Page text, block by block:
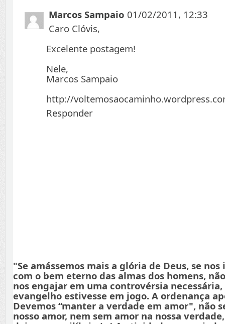
Marcos Sampaio 01/02/2011, 12:33
Caro Clóvis,
Excelente postagem!
Nele,
Marcos Sampaio
http://
Responder
"Se amássemos mais a glória de Deus, se
com o bem eterno das almas dos homens,
nos engajar em uma controvérsia
evangelho estivesse em jogo. A ordenança
Devemos “manter a verdade em amor", não
nosso amor, nem sem amor na nossa